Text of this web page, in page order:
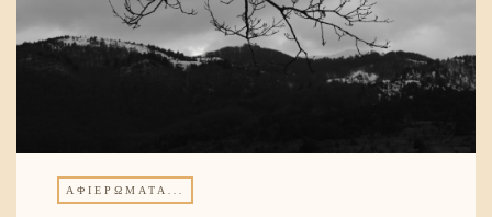
ΑΦΙΕΡΏΜΑΤΑ...